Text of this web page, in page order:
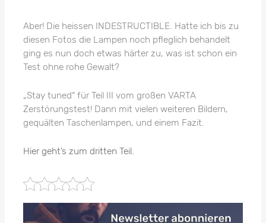
Aber! Die heissen INDESTRUCTIBLE. Hatte ich bis zu
diesen Fotos die Lampen noch pfleglich behandelt
ging es nun doch etwas härter zu, was ist schon ein
Test ohne rohe Gewalt?
„Stay tuned“ für Teil III vom großen VARTA
Zerstörungstest! Dann mit vielen weiteren Bildern,
gequälten Taschenlampen, und einem Fazit.
Hier geht’s zum dritten Teil.